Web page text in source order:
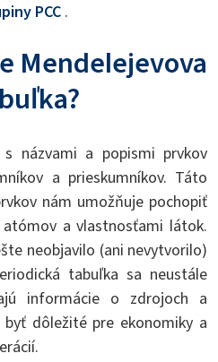
PCC .
Mendelejevova
s názvami a popismi prvkov
a prieskumníkov. Táto
nám umožňuje pochopiť
a vlastnosťami látok.
neobjavilo (ani nevytvorilo)
tabuľka sa neustále
informácie o zdrojoch a
dôležité pre ekonomiky a